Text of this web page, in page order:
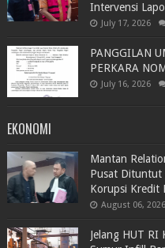
Intervensi
July 17, 2026
PANGGILAN
PERKARA
July 16, 2026
EKONOMI
Mantan
Pusat Dituntut
Korupsi Kredit
August 06, 2026
Jelang HUT RI